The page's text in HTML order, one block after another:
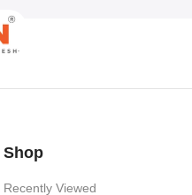
Shop
Recently Viewed